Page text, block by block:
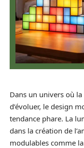
Dans un univers où
d’évoluer, le design
tendance phare. La
dans la création de
modulables comme